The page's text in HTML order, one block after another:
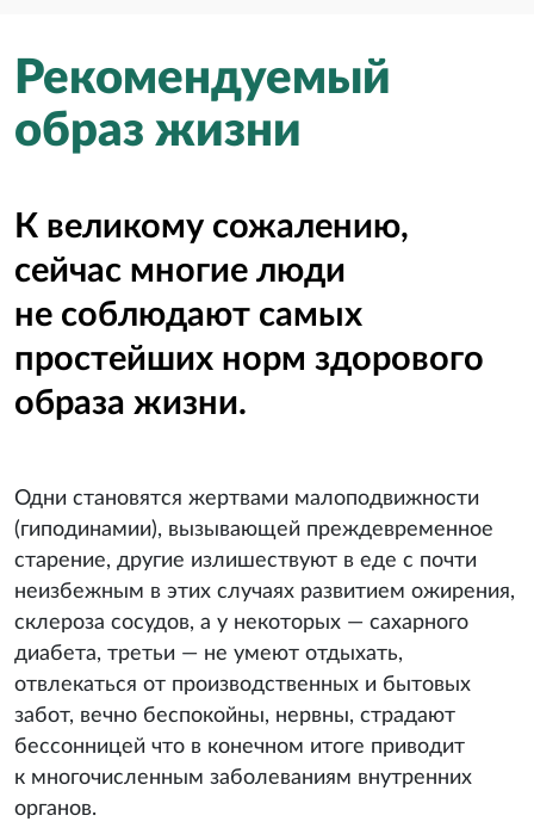
Рекоменду­емый
образ жизни
К великому сожалению,
сейчас многие люди
не соблюдают самых
простейших норм здорового
образа жизни.
Одни становятся жертвами малоподвижности
(гиподинамии), вызывающей преждевременное
старение, другие излишествуют в еде с почти
неизбежным в этих случаях развитием ожирения,
склероза сосудов, а у некоторых — сахарного
диабета, третьи — не умеют отдыхать,
отвлекаться от производственных и бытовых
забот, вечно беспокойны, нервны, страдают
бессонницей что в конечном итоге приводит
к многочисленным заболеваниям внутренних
органов.